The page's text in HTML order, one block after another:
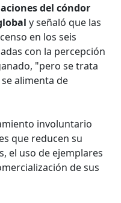
del cóndor
y señaló que las
en los seis
con la percepción
"pero se trata
alimenta de
involuntario
que reducen su
el uso de ejemplares
de sus